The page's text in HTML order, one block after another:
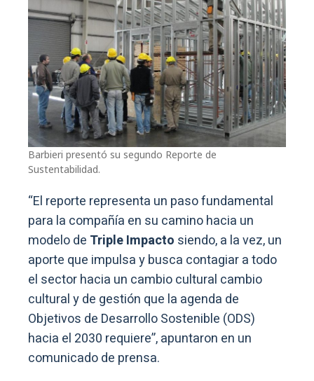
Barbieri presentó su segundo Reporte de
Sustentabilidad.
“El reporte representa un paso fundamental
para la compañía en su camino hacia un
modelo de Triple Impacto siendo, a la vez, un
aporte que impulsa y busca contagiar a todo
el sector hacia un cambio cultural cambio
cultural y de gestión que la agenda de
Objetivos de Desarrollo Sostenible (ODS)
hacia el 2030 requiere”, apuntaron en un
comunicado de prensa.